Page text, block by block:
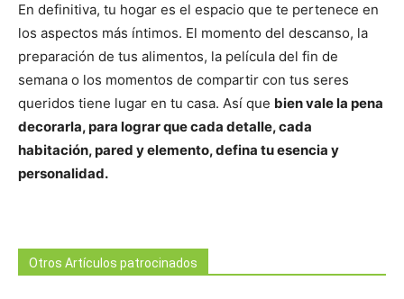
En definitiva, tu hogar es el espacio que te pertenece en
los aspectos más íntimos. El momento del descanso, la
preparación de tus alimentos, la película del fin de
semana o los momentos de compartir con tus seres
queridos tiene lugar en tu casa. Así que bien vale la pena
decorarla, para lograr que cada detalle, cada
habitación, pared y elemento, defina tu esencia y
personalidad.
Otros Artículos patrocinados